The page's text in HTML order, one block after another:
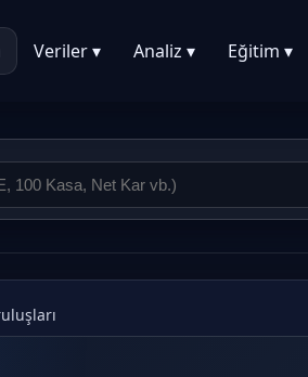
Veriler ▾ Analiz ▾ Eğitim ▾